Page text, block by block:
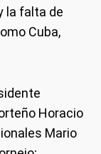
la falta de
Cuba,
Horacio
Mario